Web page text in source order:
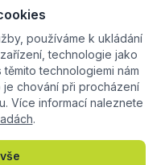
+
používáme k ukládání
technologie jako
technologiemi nám
chování při procházení
Více informací naleznete
.